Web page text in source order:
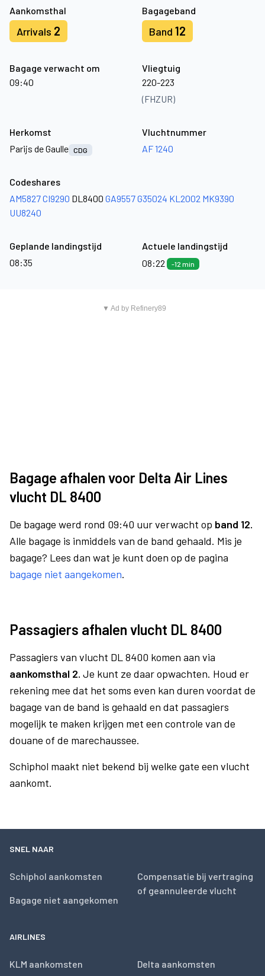
Aankomsthal
Arrivals 2
Bagageband
Band 12
Bagage verwacht om
09:40
Vliegtuig
220-223
(FHZUR)
Herkomst
Parijs de Gaulle CDG
Vluchtnummer
AF 1240
Codeshares
AM5827CI9290 DL8400 GA9557G35024 KL2002 MK9390
UU8240
Geplande landingstijd
08:35
Actuele landingstijd
08:22
-12 min
▼ Ad by Refinery89
Bagage afhalen voor Delta Air Lines
vlucht DL 8400
De bagage werd rond 09:40 uur verwacht op band 12.
Alle bagage is inmiddels van de band gehaald. Mis je
bagage? Lees dan wat je kunt doen op de pagina
bagage niet aangekomen.
Passagiers afhalen vlucht DL 8400
Passagiers van vlucht DL 8400 komen aan via
aankomsthal 2. Je kunt ze daar opwachten. Houd er
rekening mee dat het soms even kan duren voordat de
bagage van de band is gehaald en dat passagiers
mogelijk te maken krijgen met een controle van de
douane of de marechaussee.
Schiphol maakt niet bekend bij welke gate een vlucht
aankomt.
SNEL NAAR
Schiphol aankomsten
Bagage niet aangekomen
Compensatie bij vertraging
of geannuleerde vlucht
AIRLINES
KLM aankomsten Delta aankomsten